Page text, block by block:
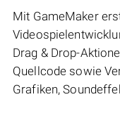
Mit GameMaker
Drag & Drop-
Quellcode sowie
Grafiken,